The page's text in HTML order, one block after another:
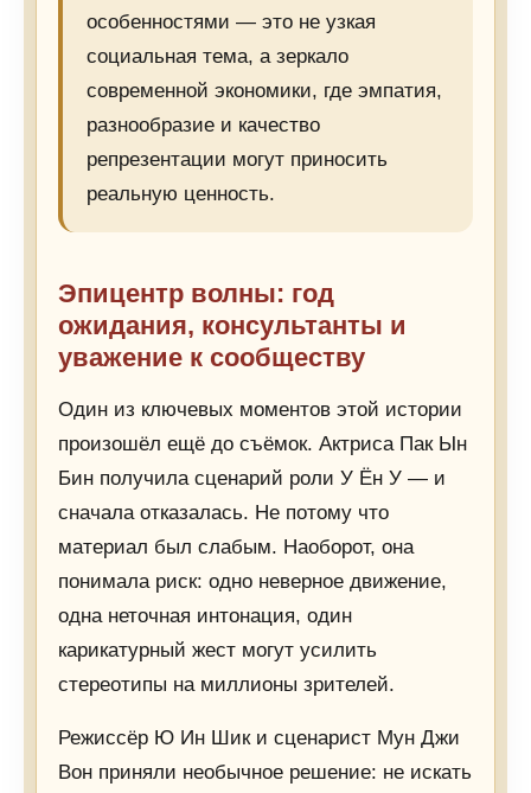
особенностями — это не узкая
социальная тема, а зеркало
современной экономики, где эмпатия,
разнообразие и качество
репрезентации могут приносить
реальную ценность.
Эпицентр волны: год
ожидания, консультанты и
уважение к сообществу
Один из ключевых моментов этой истории
произошёл ещё до съёмок. Актриса Пак Ын
Бин получила сценарий роли У Ён У — и
сначала отказалась. Не потому что
материал был слабым. Наоборот, она
понимала риск: одно неверное движение,
одна неточная интонация, один
карикатурный жест могут усилить
стереотипы на миллионы зрителей.
Режиссёр Ю Ин Шик и сценарист Мун Джи
Вон приняли необычное решение: не искать